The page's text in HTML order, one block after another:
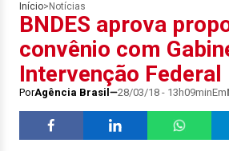
Início> Notícias
BNDES aprova
convênio com
Intervenção Federal
PorAgência Brasil 28/03/18 - 13h09minEm